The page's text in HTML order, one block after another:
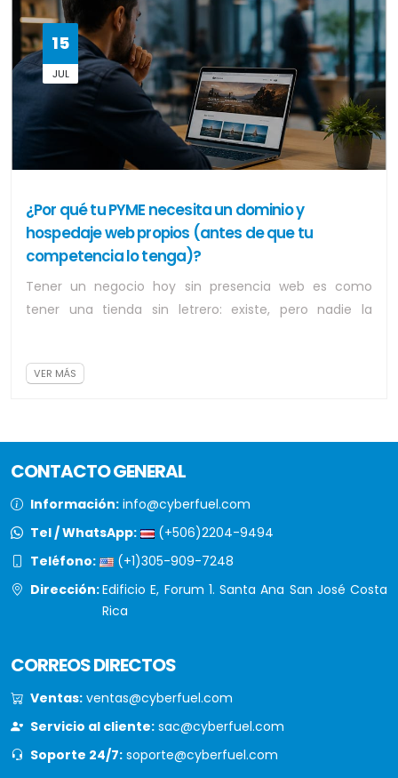
15
JUL
¿Por qué tu PYME necesita un dominio y
hospedaje web propios (antes de que tu
competencia lo tenga)?
Tener un negocio hoy sin presencia web es como
tener una tienda sin letrero: existe, pero nadie la
VER MÁS
CONTACTO GENERAL
Información: info@cyberfuel.com
Tel / WhatsApp:
(+506)2204-9494
Teléfono:
(+1)305-909-7248
Dirección:Edificio E, Forum 1. Santa Ana San José Costa
Rica
CORREOS DIRECTOS
Ventas: ventas@cyberfuel.com
Servicio al cliente: sac@cyberfuel.com
Soporte 24/7: soporte@cyberfuel.com